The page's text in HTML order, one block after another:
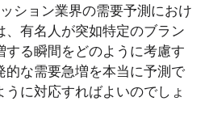
ション業界の需要予測におけ
、有名人が突如特定のブラン
する瞬間をどのように考慮す
的な需要急増を本当に予測で
に対応すればよいのでしょ